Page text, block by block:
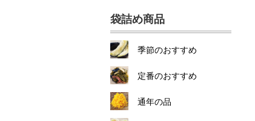
袋詰め商品
季節のおすすめ
定番のおすすめ
通年の品